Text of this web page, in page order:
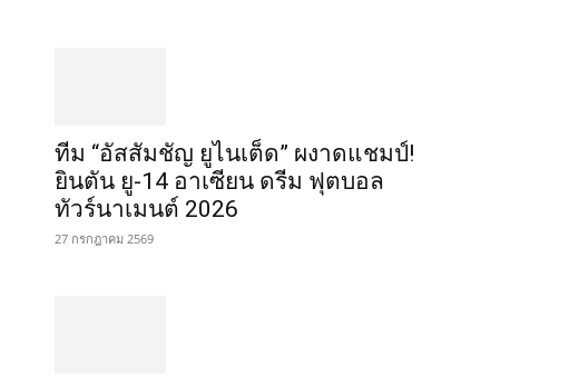
ทีม “อัสสัมชัญ ยูไนเต็ด” ผงาดแชมป์!
ยินตัน ยู-14 อาเซียน ดรีม ฟุตบอล
ทัวร์นาเมนต์ 2026
27 กรกฎาคม 2569